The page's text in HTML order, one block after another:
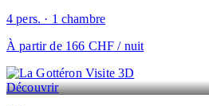
4 pers. · 1 chambre
À partir de166 CHF / nuit
Visite 3D
Découvrir